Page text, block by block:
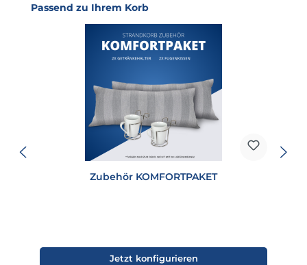
Produktgalerie überspringen
Passend zu Ihrem Korb
Zubehör KOMFORTPAKET
Jetzt konfigurieren